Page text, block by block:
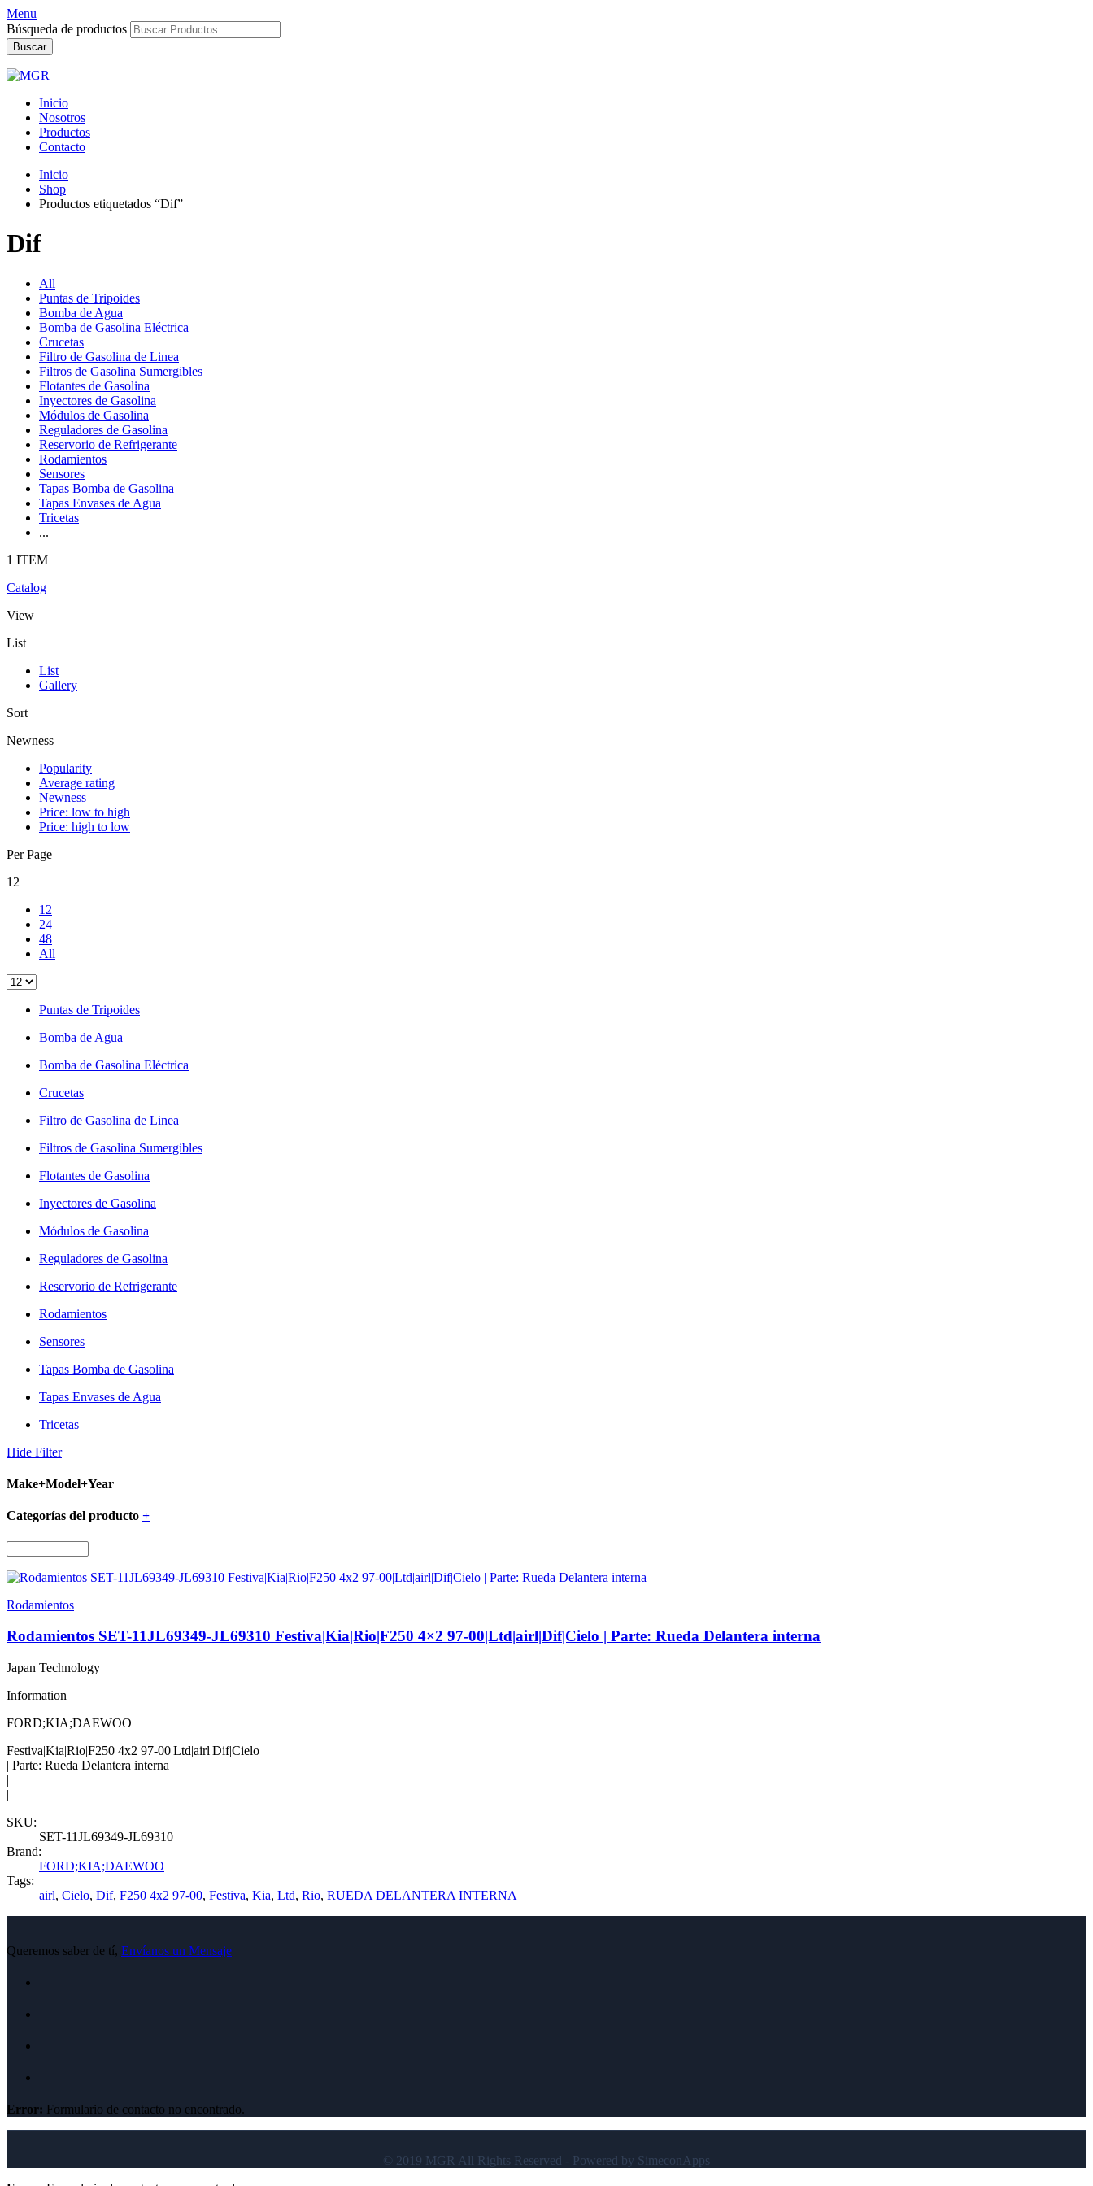
Menu
Búsqueda de productos
Buscar
Inicio
Nosotros
Productos
Contacto
Inicio
Shop
Productos etiquetados “Dif”
Dif
All
Puntas de Tripoides
Bomba de Agua
Bomba de Gasolina Eléctrica
Crucetas
Filtro de Gasolina de Linea
Filtros de Gasolina Sumergibles
Flotantes de Gasolina
Inyectores de Gasolina
Módulos de Gasolina
Reguladores de Gasolina
Reservorio de Refrigerante
Rodamientos
Sensores
Tapas Bomba de Gasolina
Tapas Envases de Agua
Tricetas
...
1 ITEM
Catalog
View
List
List
Gallery
Sort
Newness
Popularity
Average rating
Newness
Price: low to high
Price: high to low
Per Page
12
12
24
48
All
Puntas de Tripoides
Bomba de Agua
Bomba de Gasolina Eléctrica
Crucetas
Filtro de Gasolina de Linea
Filtros de Gasolina Sumergibles
Flotantes de Gasolina
Inyectores de Gasolina
Módulos de Gasolina
Reguladores de Gasolina
Reservorio de Refrigerante
Rodamientos
Sensores
Tapas Bomba de Gasolina
Tapas Envases de Agua
Tricetas
Hide Filter
Make+Model+Year
Categorías del producto +
Rodamientos
Rodamientos SET-11JL69349-JL69310 Festiva|Kia|Rio|F250 4×2 97-00|Ltd|airl|Dif|Cielo | Parte: Rueda Delantera interna
Japan Technology
Information
FORD;KIA;DAEWOO
Festiva|Kia|Rio|F250 4x2 97-00|Ltd|airl|Dif|Cielo
| Parte: Rueda Delantera interna
|
|
SKU:
SET-11JL69349-JL69310
Brand:
FORD;KIA;DAEWOO
Tags:
airl, Cielo, Dif, F250 4x2 97-00, Festiva, Kia, Ltd, Rio, RUEDA DELANTERA INTERNA
Queremos saber de tí, Envíanos un Mensaje
Error: Formulario de contacto no encontrado.
© 2019 MGR All Rights Reserved - Powered by SimeconApps